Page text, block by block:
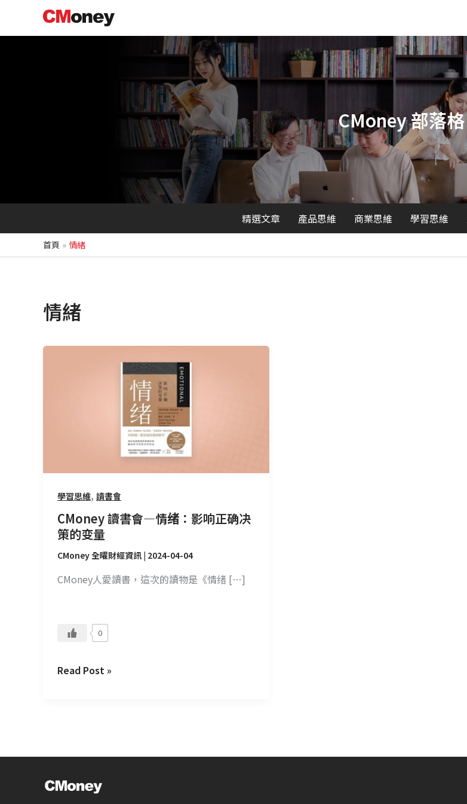
主
CMoney 部落格
精選文章 產品思維 商業思維 學習思維
首頁 情緒
情緒
學習思維, 讀書會
CMoney 讀書會—情绪：影响正确决
策的变量
CMoney 全曜財經資訊 | 2024-04-04
CMoney人愛讀書，這次的讀物是《情绪 […]
0
响
正
决
策
的
量
Read Post »